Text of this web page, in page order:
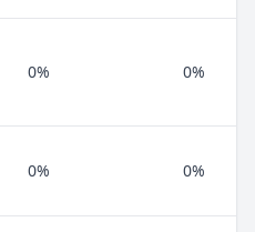
0% 0%
0% 0%